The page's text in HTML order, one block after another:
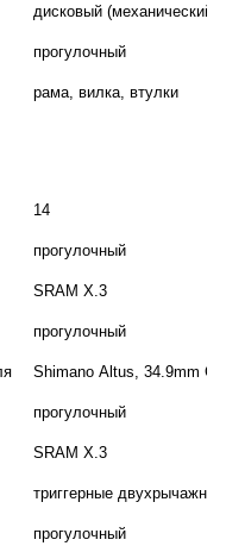
дисковый (механический)
прогулочный
рама, вилка, втулки
14
прогулочный
SRAM X.3
прогулочный
Shimano Altus, 34.9mm
прогулочный
SRAM X.3
триггерные двухрычажные
прогулочный